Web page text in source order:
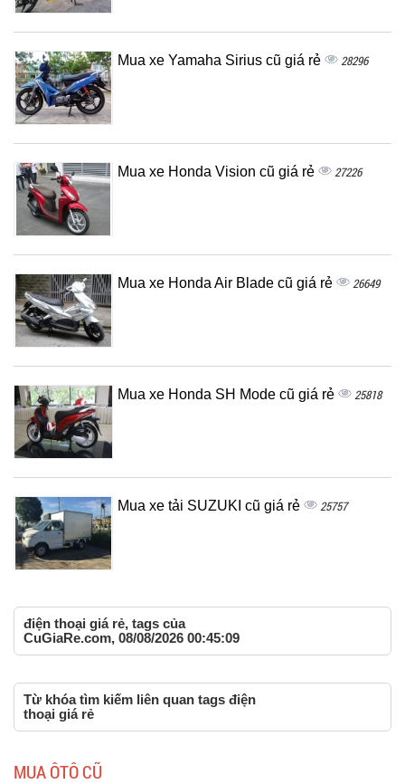
Mua xe Yamaha Sirius cũ giá rẻ 28296
Mua xe Honda Vision cũ giá rẻ 27226
Mua xe Honda Air Blade cũ giá rẻ 26649
Mua xe Honda SH Mode cũ giá rẻ 25818
Mua xe tải SUZUKI cũ giá rẻ 25757
điện thoại giá rẻ, tags của
CuGiaRe.com, 08/08/2026 00:45:09
Từ khóa tìm kiếm liên quan tags điện
thoại giá rẻ
MUA ÔTÔ CŨ